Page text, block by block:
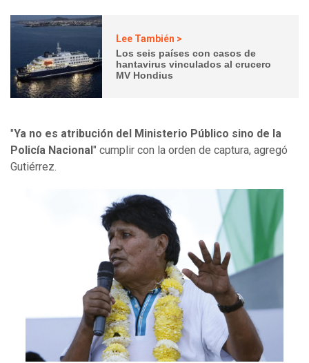
Lee También >
Los seis países con casos de
hantavirus vinculados al crucero
MV Hondius
"Ya no es atribución del Ministerio Público sino de la
Policía Nacional " cumplir con la orden de captura, agregó
Gutiérrez.